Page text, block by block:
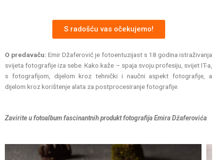
S radošću vas očekujemo!
O predavaču:Emir Džaferović je fotoentuzijast s 18 godina istraživanja
svijeta fotografije iza sebe. Kako kaže – spaja svoju profesiju, svijet IT-a,
s fotografijom, dijelom kroz tehnički i naučni aspekt fotografije, a
dijelom kroz korištenje alata za postprocesiranje fotografije.
Zavirite u fotoalbum fascinantnih produkt fotografija Emira Džaferovića